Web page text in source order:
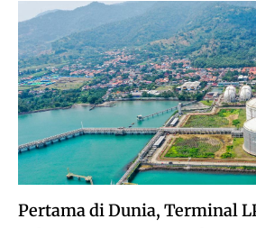
Pertama di Dunia, Terminal